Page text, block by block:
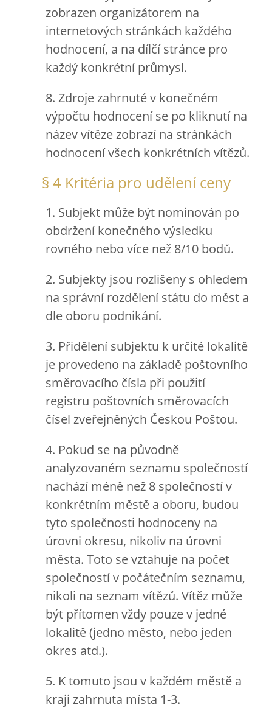
zobrazen organizátorem na
internetových stránkách každého
hodnocení, a na dílčí stránce pro
každý konkrétní průmysl.
8. Zdroje zahrnuté v konečném
výpočtu hodnocení se po kliknutí na
název vítěze zobrazí na stránkách
hodnocení všech konkrétních vítězů.
§ 4 Kritéria pro udělení ceny
1. Subjekt může být nominován po
obdržení konečného výsledku
rovného nebo více než 8/10 bodů.
2. Subjekty jsou rozlišeny s ohledem
na správní rozdělení státu do měst a
dle oboru podnikání.
3. Přidělení subjektu k určité lokalitě
je provedeno na základě poštovního
směrovacího čísla při použití
registru poštovních směrovacích
čísel zveřejněných Českou Poštou.
4. Pokud se na původně
analyzovaném seznamu společností
nachází méně než 8 společností v
konkrétním městě a oboru, budou
tyto společnosti hodnoceny na
úrovni okresu, nikoliv na úrovni
města. Toto se vztahuje na počet
společností v počátečním seznamu,
nikoli na seznam vítězů. Vítěz může
být přítomen vždy pouze v jedné
lokalitě (jedno město, nebo jeden
okres atd.).
5. K tomuto jsou v každém městě a
kraji zahrnuta místa 1-3.